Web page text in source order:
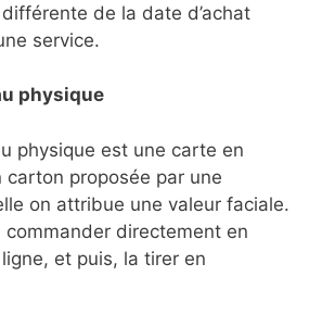
de la date d’achat
service.
physique
physique est une carte en
carton proposée par une
on attribue une valeur faciale.
commander directement en
et puis, la tirer en